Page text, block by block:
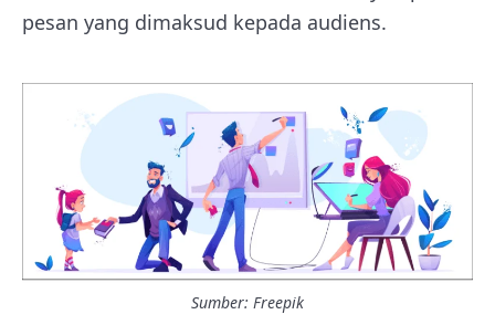
pesan yang dimaksud kepada audiens.
Sumber: Freepik